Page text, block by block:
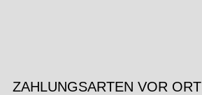
ZAHLUNGSARTEN VOR ORT